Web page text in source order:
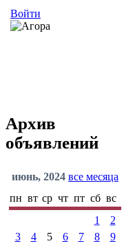
Войти
Архив
объявлений
июнь, 2024 все месяца
пн вт ср чт пт сб вс
1
2
3
4 5 6 7 8
9